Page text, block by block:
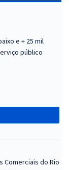
e + 25 mil
público
Comerciais do Rio